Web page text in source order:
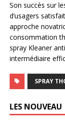
Son succès sur
d’usagers
approche
consommation
spray Kleaner
intermédiaire
SPRAY
LES NOUVEAU